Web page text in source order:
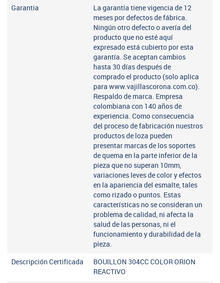
Garantia
La garantía tiene vigencia de 12
meses por defectos de fábrica.
Ningún otro defecto o avería del
producto que no esté aquí
expresado está cubierto por esta
garantía. Se aceptan cambios
hasta 30 días después de
comprado el producto (solo aplica
para www.vajillascorona.com.co).
Respaldo de marca. Empresa
colombiana con 140 años de
experiencia. Como consecuencia
del proceso de fabricación nuestros
productos de loza pueden
presentar marcas de los soportes
de quema en la parte inferior de la
pieza que no superan 10mm,
variaciones leves de color y efectos
en la apariencia del esmalte, tales
como rizado o puntos. Estas
características no se consideran un
problema de calidad, ni afecta la
salud de las personas, ni el
funcionamiento y durabilidad de la
pieza.
Descripción Certificada
BOUILLON 304CC COLOR ORION
REACTIVO